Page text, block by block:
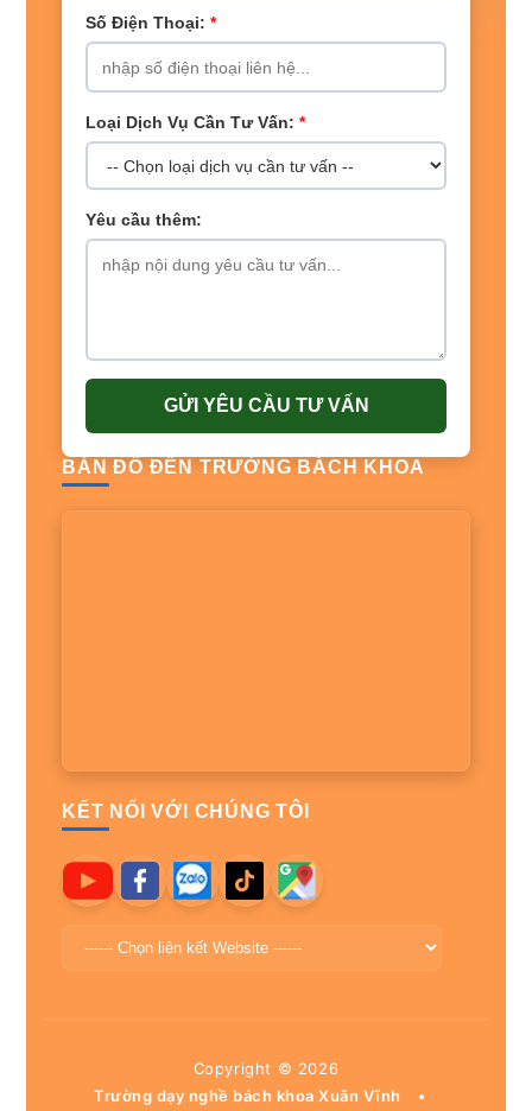
Số Điện Thoại: *
Loại Dịch Vụ Cần Tư Vấn: *
Yêu cầu thêm:
GỬI YÊU CẦU TƯ VẤN
BẢN ĐỒ ĐẾN TRƯỜNG BÁCH KHOA
KẾT NỐI VỚI CHÚNG TÔI
Copyright © 2026
Trường dạy nghề bách khoa Xuân Vĩnh
•